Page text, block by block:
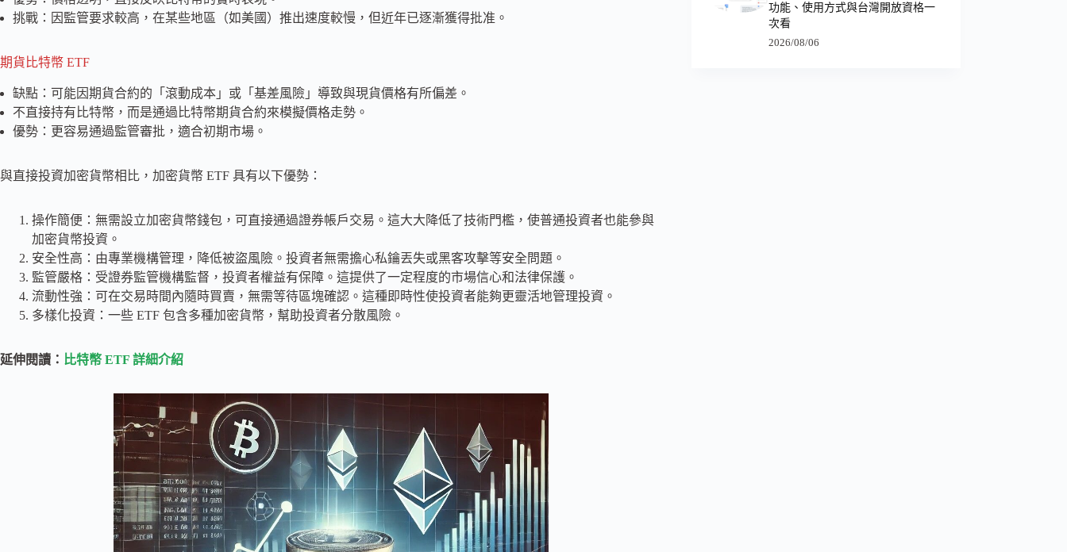
挑戰：因監管要求較高，在某些地區（如美國）推出速度較慢，但近年已逐漸獲得批准。
期貨比特幣 ETF
缺點：可能因期貨合約的「滾動成本」或「基差風險」導致與現貨價格有所偏差。
不直接持有比特幣，而是通過比特幣期貨合約來模擬價格走勢。
優勢：更容易通過監管審批，適合初期市場。
與直接投資加密貨幣相比，加密貨幣 ETF 具有以下優勢：
操作簡便：無需設立加密貨幣錢包，可直接通過證券帳戶交易。這大大降低了技術門檻，使普通投資者也能參與
加密貨幣投資。
安全性高：由專業機構管理，降低被盜風險。投資者無需擔心私鑰丟失或黑客攻擊等安全問題。
監管嚴格：受證券監管機構監督，投資者權益有保障。這提供了一定程度的市場信心和法律保護。
流動性強：可在交易時間內隨時買賣，無需等待區塊確認。這種即時性使投資者能夠更靈活地管理投資。
多樣化投資：一些 ETF 包含多種加密貨幣，幫助投資者分散風險。
延伸閱讀： 比特幣 ETF 詳細介紹
功能、使用方式與台灣開放資格一
次看
2026/08/06